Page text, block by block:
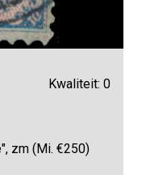
Kwaliteit: 0
zm (Mi. €250)